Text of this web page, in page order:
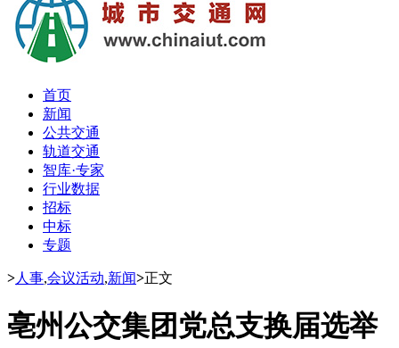
首页
新闻
公共交通
轨道交通
智库·专家
行业数据
招标
中标
专题
>人事,会议活动,新闻>正文
亳州公交集团党总支换届选举